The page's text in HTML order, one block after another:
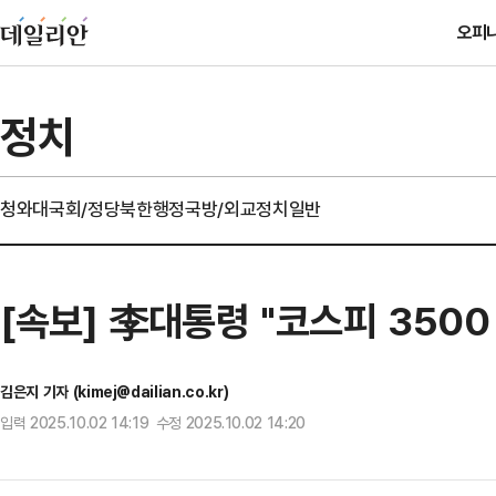
오피
정치
청와대국회/정당북한행정국방/외교정치일반
[속보] 李대통령 "코스피
김은지 기자 (kimej@dailian.co.kr)
입력 2025.10.02 14:19 수정 2025.10.02 14:20